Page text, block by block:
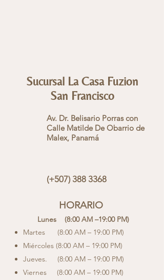
Sucursal La Casa Fuzion
San Francisco
Av. Dr. Belisario Porras con
Calle Matilde De Obarrio de
Malex, Panamá
(+507) 388 3368
HORARIO
Lunes (8:00 AM –19:00 PM)
Martes (8:00 AM – 19:00 PM)
Miércoles (8:00 AM – 19:00 PM)
Jueves. (8:00 AM – 19:00 PM)
Viernes (8:00 AM – 19:00 PM)